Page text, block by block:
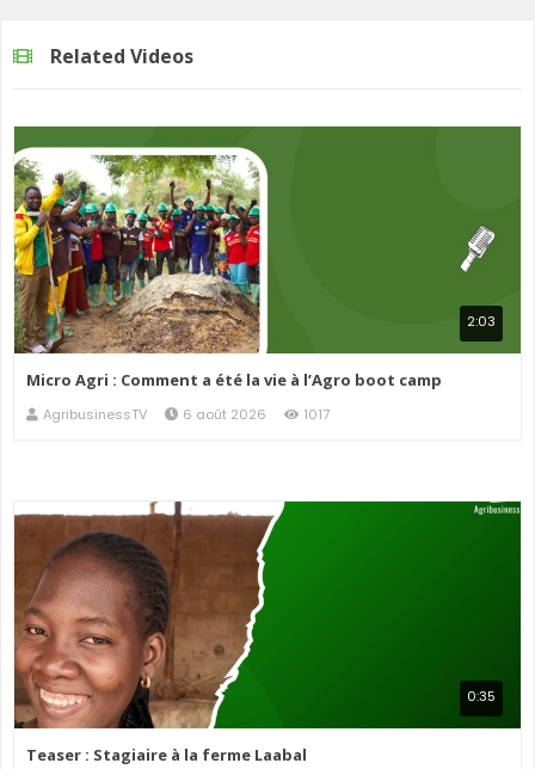
Related Videos
2:03
Micro Agri : Comment a été la vie à l’Agro boot camp
AgribusinessTV 6 août 2026 1017
0:35
Teaser : Stagiaire à la ferme Laabal